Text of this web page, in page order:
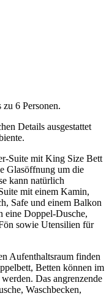
6 Personen.
Details ausgestattet
Suite mit King Size Bett
Glasöffnung um die
kann natürlich
mit einem Kamin,
Safe und einem Balkon
eine Doppel-Dusche,
sowie Utensilien für
Aufenthaltsraum finden
Betten können im
Das angrenzende
Waschbecken,